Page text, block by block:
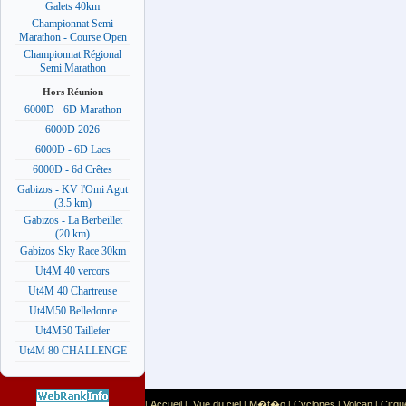
Galets 40km
Championnat Semi
Marathon - Course Open
Championnat Régional
Semi Marathon
Hors Réunion
6000D - 6D Marathon
6000D 2026
6000D - 6D Lacs
6000D - 6d Crêtes
Gabizos - KV l'Omi Agut
(3.5 km)
Gabizos - La Berbeillet
(20 km)
Gabizos Sky Race 30km
Ut4M 40 vercors
Ut4M 40 Chartreuse
Ut4M50 Belledonne
Ut4M50 Taillefer
Ut4M 80 CHALLENGE